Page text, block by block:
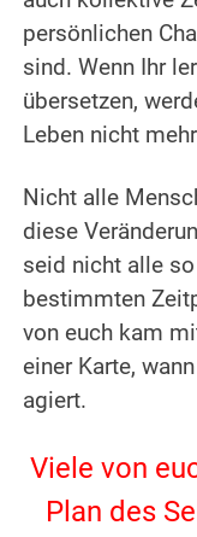
persönlichen
sind. Wenn Ihr
übersetzen,
Leben nicht
Nicht alle
diese
seid nicht alle
bestimmten
von euch kam
einer Karte,
agiert.
Viele von
Plan des